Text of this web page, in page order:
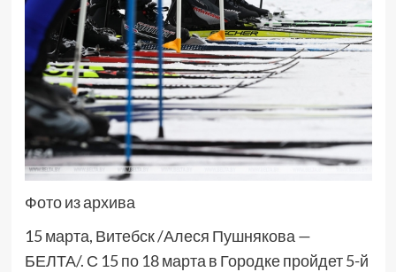
Фото из архива
15 марта, Витебск /Алеся Пушнякова —
БЕЛТА/. С 15 по 18 марта в Городке пройдет 5-й